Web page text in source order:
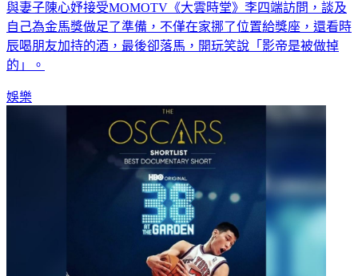
與妻子陳心妤接受MOMOTV《大雲時堂》李四端訪問，談及
自己為金馬獎做足了準備，不僅在家挪了位置給獎座，還看時
辰喝朋友加持的酒，最後卻落馬，開玩笑說「影帝是被做掉
的」。
娛樂